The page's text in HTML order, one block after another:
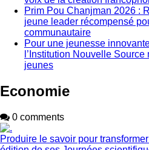
Prim Pou Chanjman 2026 :
jeune leader récompensé
communautaire
Pour une jeunesse
l’Institution Nouvelle
jeunes
Economie
0 comments
Produire le savoir pour